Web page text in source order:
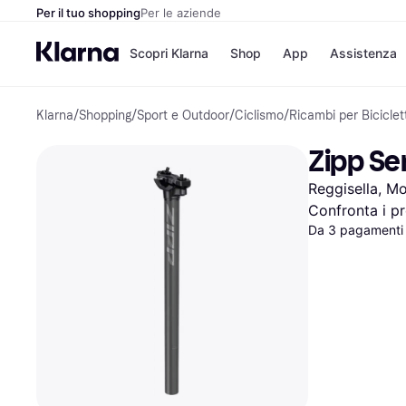
Per il tuo shoppingPer le aziende
Scopri Klarna
Opzioni di
Paga ora
Paga in 3 rate
Paga dopo 30 giorni
Finanziamento
Shop
Negozi
Unieuro
Media
eBay
Zalando
App Assistenza
Klarna/Shopping/Sport e Outdoor/Ciclismo/Ricambi per
Zipp
Reggisella,
Confronta i
Da 3